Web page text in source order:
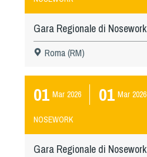
Gara Regionale di Nosework
Roma (RM)
01 Mar 2026 01 Mar 2026
NOSEWORK
Gara Regionale di Nosework